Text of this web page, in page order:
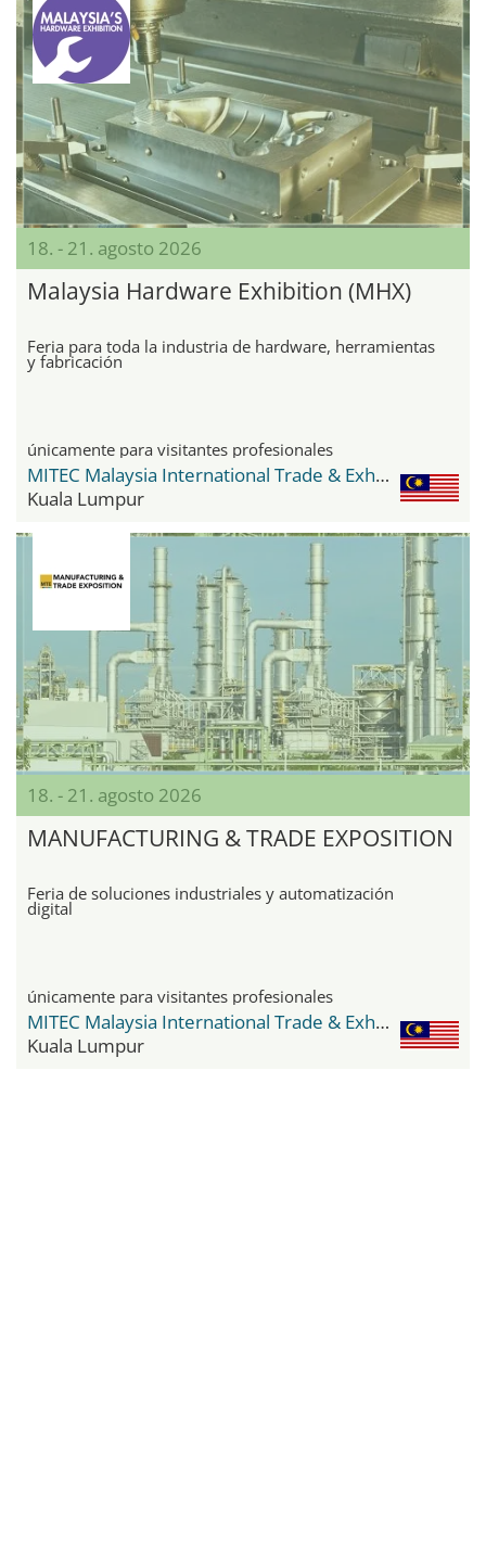
18. - 21. agosto 2026
Malaysia Hardware Exhibition (MHX)
Feria para toda la industria de hardware, herramientas
y fabricación
únicamente para visitantes profesionales
MITEC Malaysia International Trade & Exhibition Centre
Kuala Lumpur
18. - 21. agosto 2026
MANUFACTURING & TRADE EXPOSITION
Feria de soluciones industriales y automatización
digital
únicamente para visitantes profesionales
MITEC Malaysia International Trade & Exhibition Centre
Kuala Lumpur